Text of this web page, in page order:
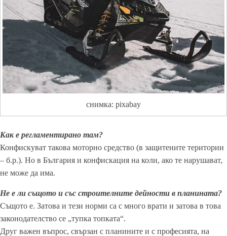
снимка: pixabay
Как е регламентирано там?
Конфискуват такова моторно средство (в защитените територии
– б.р.). Но в България и конфискация на коли, ако те нарушават,
не може да има.
Не е ли същото и със строителните дейности в планината?
Същото е. Затова и тези норми са с много врати и затова в това
законодателство се „тупка топката“.
Друг важен въпрос, свързан с планините и с професията, на